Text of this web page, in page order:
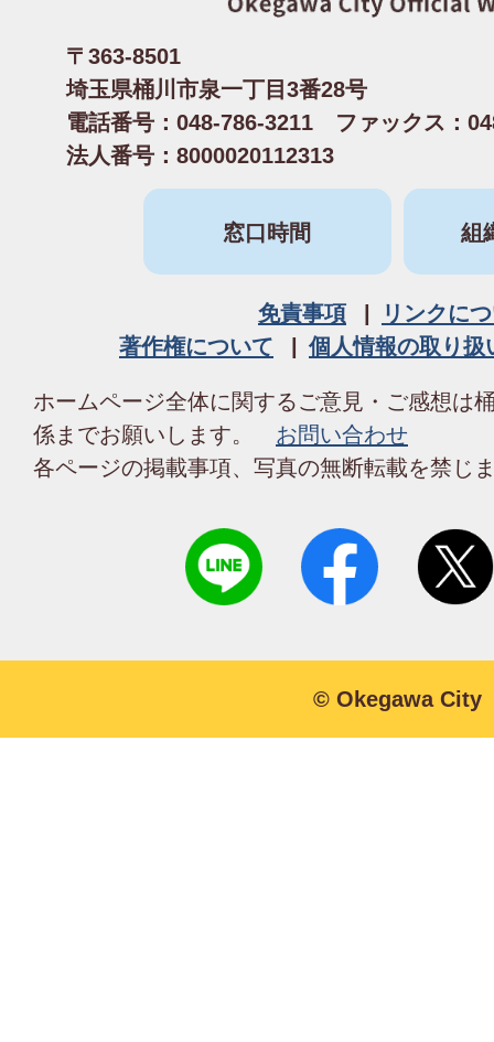
〒363-8501
埼玉県桶川市泉一丁目3番28号
電話番号：048-786-3211 ファックス：
法人番号：8000020112313
窓口時間 組
免責事項
リンクに
著作権について
個人情報の取り扱
ホームページ全体に関するご意見・ご感想は
係までお願いします。 お問い合わせ
各ページの掲載事項、写真の無断転載を禁じ
© Okegawa City